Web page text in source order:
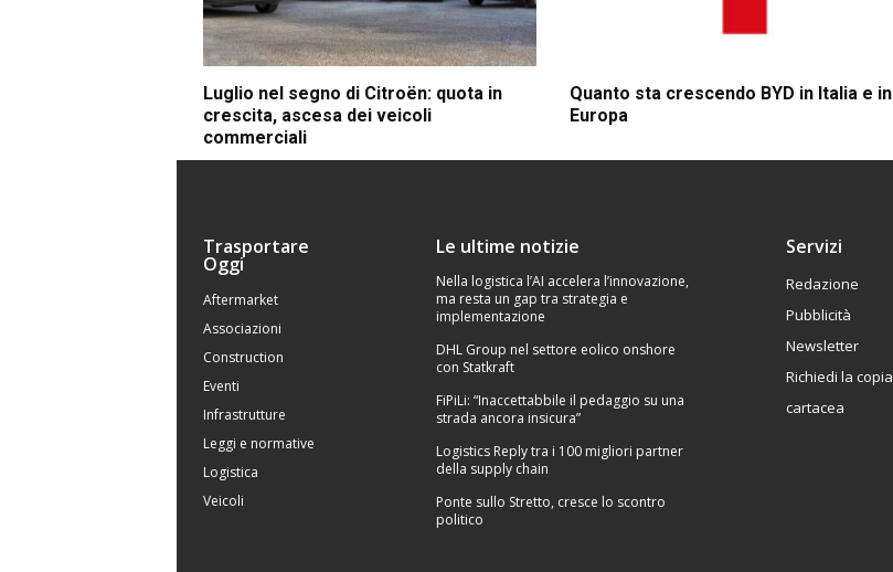
Luglio nel segno di Citroën: quota in
crescita, ascesa dei veicoli
commerciali
Quanto sta crescendo BYD in Italia e in
Europa
Trasportare
Oggi
Aftermarket
Associazioni
Construction
Eventi
Infrastrutture
Leggi e normative
Logistica
Veicoli
Le ultime notizie
Nella logistica l’AI accelera l’innovazione,
ma resta un gap tra strategia e
implementazione
DHL Group nel settore eolico onshore
con Statkraft
FiPiLi: “Inaccettabbile il pedaggio su una
strada ancora insicura”
Logistics Reply tra i 100 migliori partner
della supply chain
Ponte sullo Stretto, cresce lo scontro
politico
Servizi
Redazione
Pubblicità
Newsletter
Richiedi la copia
cartacea